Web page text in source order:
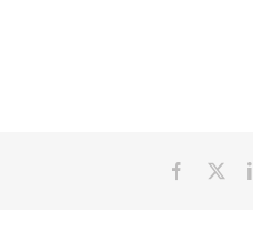
Facebook